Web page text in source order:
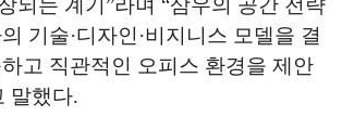
되는 계기”라며 “삼우의 공간 전략
기술·디자인·비지니스 모델을 결
고 직관적인 오피스 환경을 제안
말했다.